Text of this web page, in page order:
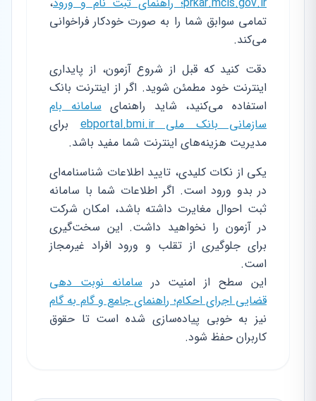
تمامی سوابق شما را به صورت خودکار فراخوانی
می‌کند.
دقت کنید که قبل از شروع آزمون، از پایداری
اینترنت خود مطمئن شوید. اگر از اینترنت بانک
استفاده می‌کنید، شاید راهنمایسامانه بام
سازمانی بانک ملی ebportal.bmi.ir
برای
مدیریت هزینه‌های اینترنت شما مفید باشد.
یکی از نکات کلیدی، تایید اطلاعات شناسنامه‌ای
در بدو ورود است. اگر اطلاعات شما با سامانه
ثبت احوال مغایرت داشته باشد، امکان شرکت
در آزمون را نخواهید داشت. این سخت‌گیری
برای جلوگیری از تقلب و ورود افراد غیرمجاز
است.
این سطح از امنیت درسامانه نوبت دهی
قضایی اجرای احکام؛ راهنمای جامع و گام به گام
نیز به خوبی پیاده‌سازی شده است تا حقوق
کاربران حفظ شود.